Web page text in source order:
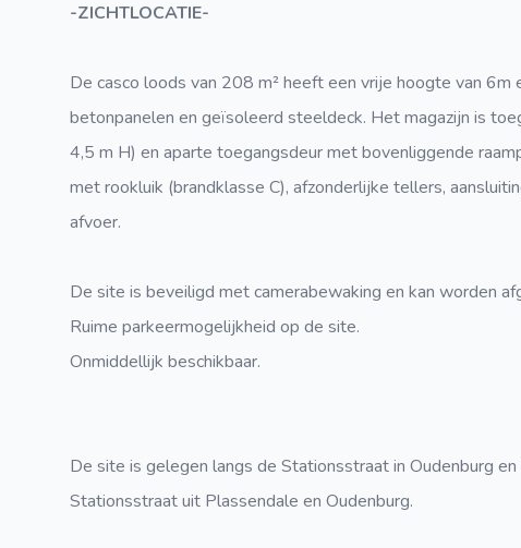
-ZICHTLOCATIE-
De casco loods van 208 m² heeft een vrije hoogte van
betonpanelen en geïsoleerd steeldeck. Het magazijn is
4,5 m H) en aparte toegangsdeur met bovenliggende
met rookluik (brandklasse C), afzonderlijke tellers,
afvoer.
De site is beveiligd met camerabewaking en kan worden
Ruime parkeermogelijkheid op de site.
Onmiddellijk beschikbaar.
De site is gelegen langs de Stationsstraat in Oudenburg
Stationsstraat uit Plassendale en Oudenburg.